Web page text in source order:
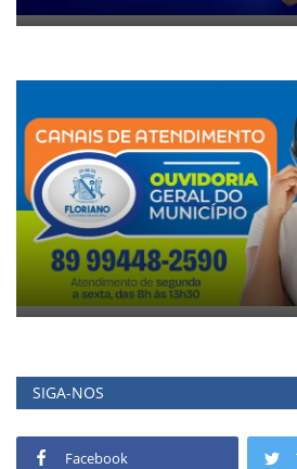
SIGA-NOS
Facebook